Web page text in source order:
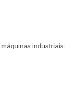
industriais: